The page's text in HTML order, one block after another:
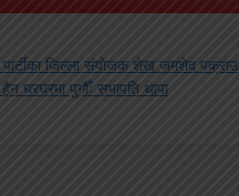
जिल्ला संयोजक शेख जमशेद पक्राउ
घरघरमा पुगौँः सभापति थापा